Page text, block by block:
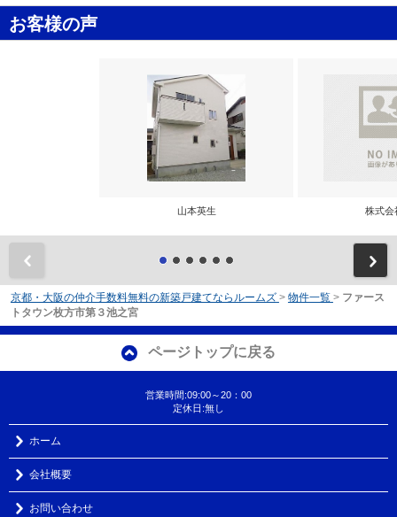
お客様の声
山本英生 株式会
京都・大阪の仲介手数料無料の新築戸建てならルームズ > 物件一覧 > ファース
トタウン枚方市第３池之宮
ページトップに戻る
営業時間:09:00～20：00
定休日:無し
ホーム
会社概要
お問い合わせ